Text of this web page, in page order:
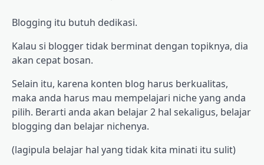
Blogging itu butuh dedikasi.
Kalau si blogger tidak berminat dengan topiknya, dia
akan cepat bosan.
Selain itu, karena konten blog harus berkualitas,
maka anda harus mau mempelajari niche yang anda
pilih. Berarti anda akan belajar 2 hal sekaligus, belajar
blogging dan belajar nichenya.
(lagipula belajar hal yang tidak kita minati itu sulit)